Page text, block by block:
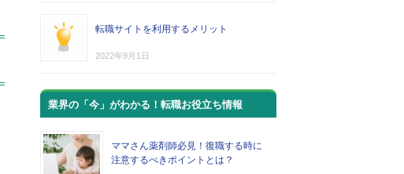
転職サイトを利用するメリット
2022年9月1日
業界の「今」がわかる！転職お役立ち情報
ママさん薬剤師必見！復職する時に
注意するべきポイントとは？